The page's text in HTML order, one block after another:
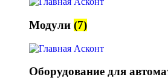
Модули (7)
Оборудование для